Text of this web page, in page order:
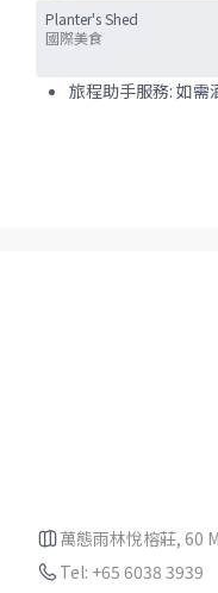
Planter's Shed
國際美食
旅程助手服務: 如
萬態雨林悅榕莊, 60
Tel: +65 6038 3939